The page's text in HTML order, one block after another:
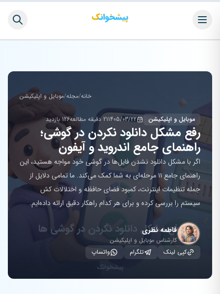
خانه/مجله/موبایل و اپلیکیشن
موبایل و اپلیکیشن 1405/03/2221 دقیقه مطالعه 126 بازدید
رفع مشکل دانلود نکردن در گوشی؛
راهنمای جامع اندروید و آیفون
اگر با مشکل دانلود نشدن فایل‌ها در گوشی خود مواجه هستید، این
راهنمای جامع ۱۱ مرحله‌ای به شما کمک می‌کند. ما تمامی دلایل از
جمله تنظیمات اینترنت، کمبود فضای حافظه و اختلالات کش
سیستم را بررسی کرده و برای هر کدام راهکار دقیق ارائه داده‌ایم.
فاطمه نظری
کارشناس موبایل و اپلیکیشن
کپی لینک
تلگرام واتساپ